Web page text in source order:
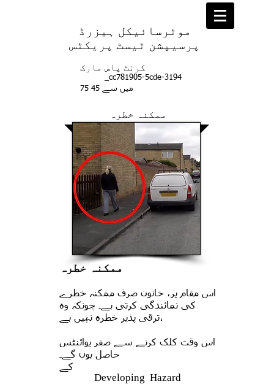
موٹرسائیکل ہیزرڈ
پرسیپشن ٹیسٹ پریکٹس
_cc781905-5cde-3194
75 میں سے 45
ممکنہ خطرہ
ممکنہ خطرہ
اس مقام پر، خاتون صرف ممکنہ خطرے
کی نمائندگی کرتی ہے۔ چونکہ وہ
ترقی پذیر خطرہ نہیں ہے،
اس وقت کلک کرنے سے صفر پوائنٹس
حاصل ہوں گے۔
کے
Developing Hazard